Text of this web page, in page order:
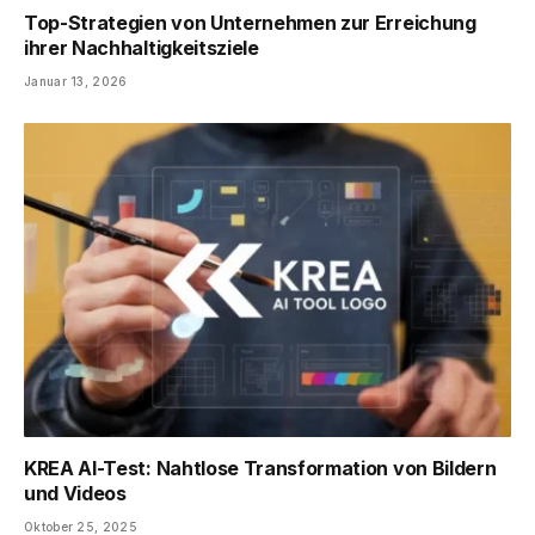
Top-Strategien von Unternehmen zur Erreichung
ihrer Nachhaltigkeitsziele
Januar 13, 2026
KREA AI-Test: Nahtlose Transformation von Bildern
und Videos
Oktober 25, 2025